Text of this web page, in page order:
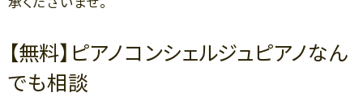
【無料】ピアノコンシェルジュピアノなん
でも相談